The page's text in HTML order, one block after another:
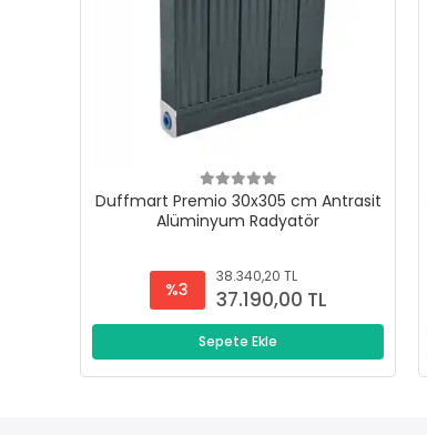
Duffmart Premio 30x305 cm Antrasit
Alüminyum Radyatör
%3
38.340,20 TL
37.190,00 TL
Sepete Ekle